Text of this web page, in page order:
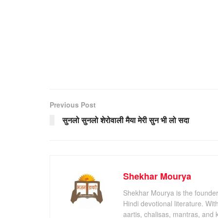
Previous Post
सुनलो सुनलो शेरोवाली मैया मेरी सुन भी लो सदा
Shekhar Mourya
Shekhar Mourya is the
Hindi devotional literature.
aartis, chalisas, mantras, and